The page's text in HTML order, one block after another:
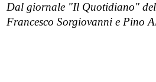
Dal giornale "Il Quotidiano"
Francesco Sorgiovanni e Pino